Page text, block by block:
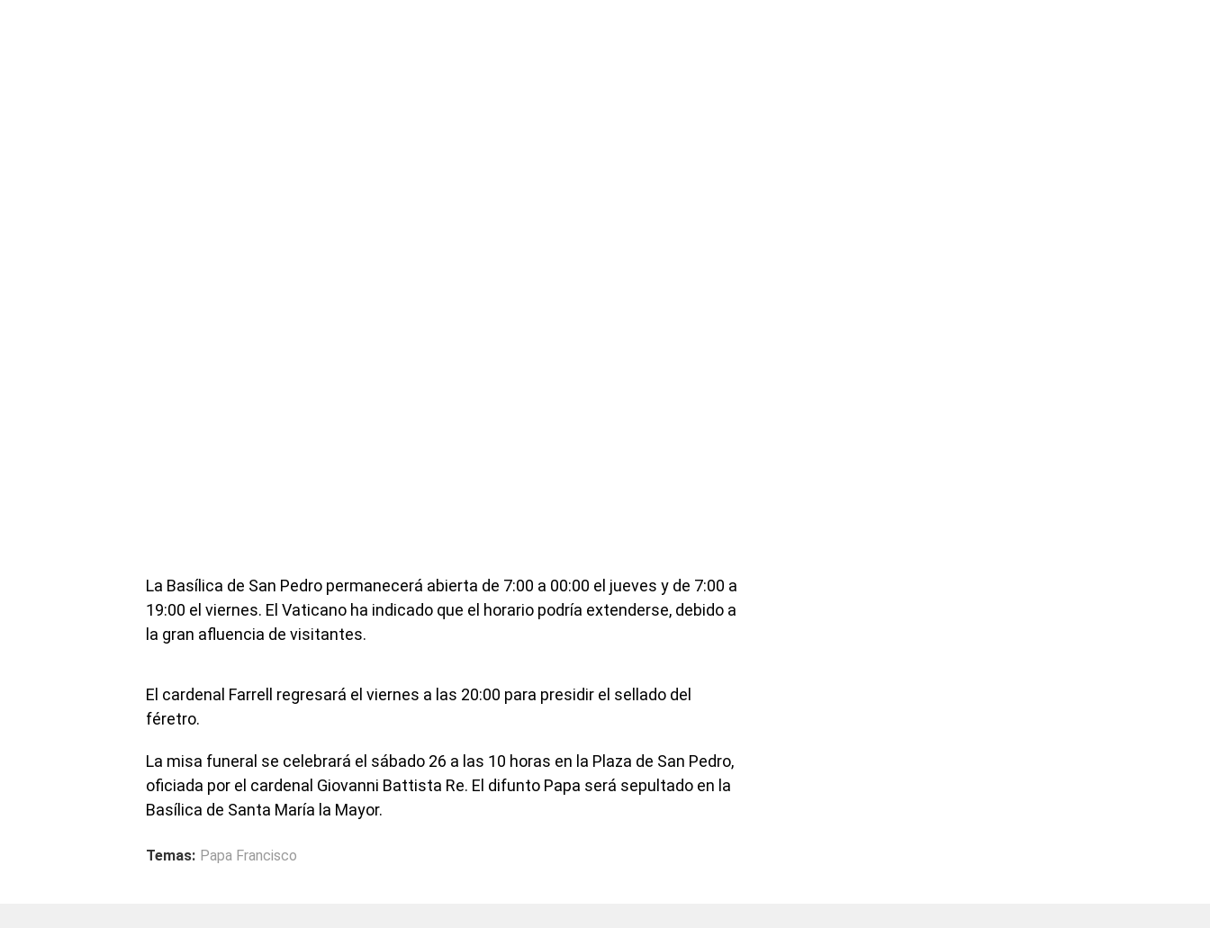
La Basílica de San Pedro permanecerá abierta de 7:00 a 00:00 el jueves y de 7:00 a
19:00 el viernes. El Vaticano ha indicado que el horario podría extenderse, debido a
la gran afluencia de visitantes.
El cardenal Farrell regresará el viernes a las 20:00 para presidir el sellado del
féretro.
La misa funeral se celebrará el sábado 26 a las 10 horas en la Plaza de San Pedro,
oficiada por el cardenal Giovanni Battista Re. El difunto Papa será sepultado en la
Basílica de Santa María la Mayor.
Temas: Papa Francisco